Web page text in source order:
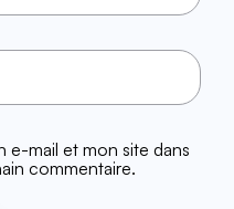
e-mail et mon site dans
commentaire.